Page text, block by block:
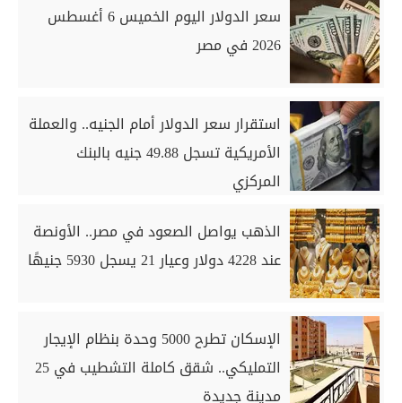
سعر الدولار اليوم الخميس 6 أغسطس
2026 في مصر
استقرار سعر الدولار أمام الجنيه.. والعملة
الأمريكية تسجل 49.88 جنيه بالبنك
المركزي
الذهب يواصل الصعود في مصر.. الأونصة
عند 4228 دولار وعيار 21 يسجل 5930 جنيهًا
الإسكان تطرح 5000 وحدة بنظام الإيجار
التمليكي.. شقق كاملة التشطيب في 25
مدينة جديدة